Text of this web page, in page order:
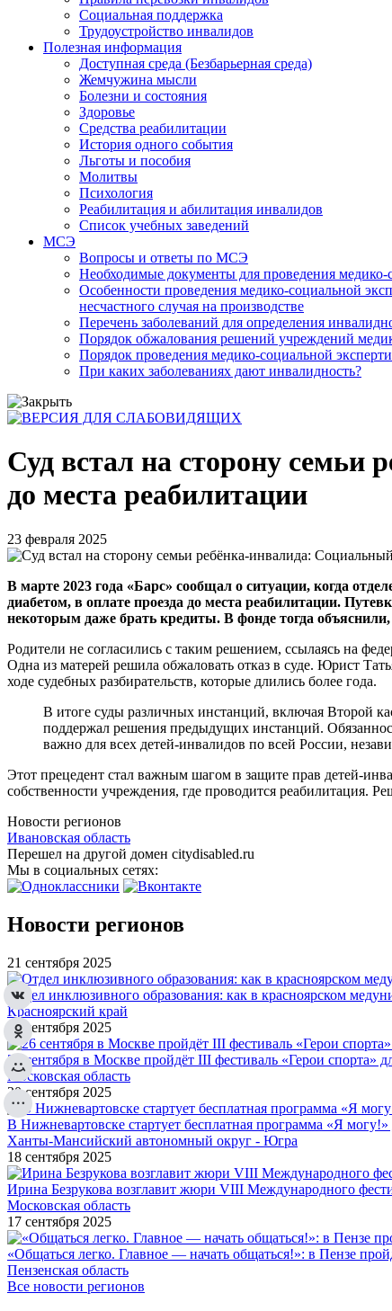
Социальная поддержка
Трудоустройство инвалидов
Полезная информация
Доступная среда (Безбарьерная среда)
Жемчужина мысли
Болезни и состояния
Здоровье
Средства реабилитации
История одного события
Льготы и пособия
Молитвы
Психология
Реабилитация и абилитация инвалидов
Список учебных заведений
МСЭ
Вопросы и ответы по МСЭ
Необходимые документы для проведения медико-
Особенности проведения медико-социальной
несчастного случая на производстве
Перечень заболеваний для определения
Порядок обжалования решений учреждений
Порядок проведения медико-социальной
При каких заболеваниях дают инвалидность?
Суд встал на сторону семьи
до места реабилитации
23 февраля 2025
В марте 2023 года «Барс» сообщал о ситуации, когда
диабетом, в оплате проезда до места реабилитации.
некоторым даже брать кредиты. В фонде тогда
Родители не согласились с таким решением, ссылаясь на
Одна из матерей решила обжаловать отказ в суде. Юрист
ходе судебных разбирательств, которые длились более года.
В итоге суды различных инстанций, включая Второй
поддержал решения предыдущих инстанций.
важно для всех детей-инвалидов по всей России,
Этот прецедент стал важным шагом в защите прав детей-
собственности учреждения, где проводится реабилитация.
Новости регионов
Ивановская область
Перешел на другой домен citydisabled.ru
Мы в социальных сетях:
Новости регионов
21 сентября 2025
Отдел инклюзивного образования: как в красноярском
Красноярский край
20 сентября 2025
26 сентября в Москве пройдёт III фестиваль «Герои спорта»
Московская область
20 сентября 2025
В Нижневартовске стартует бесплатная программа «Я
Ханты-Мансийский автономный округ - Югра
18 сентября 2025
Ирина Безрукова возглавит жюри VIII Международного
Московская область
17 сентября 2025
«Общаться легко. Главное — начать общаться!»: в Пензе
Пензенская область
Все новости регионов